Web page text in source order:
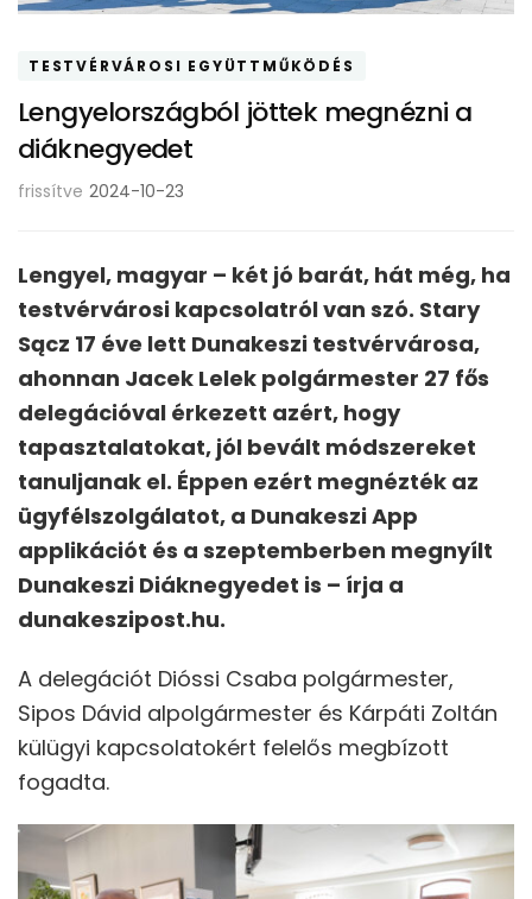
TESTVÉRVÁROSI EGYÜTTMŰKÖDÉS
Lengyelországból jöttek megnézni a
diáknegyedet
frissítve 2024-10-23
Lengyel, magyar – két jó barát, hát még, ha
testvérvárosi kapcsolatról van szó. Stary
Sącz 17 éve lett Dunakeszi testvérvárosa,
ahonnan Jacek Lelek polgármester 27 fős
delegációval érkezett azért, hogy
tapasztalatokat, jól bevált módszereket
tanuljanak el. Éppen ezért megnézték az
ügyfélszolgálatot, a Dunakeszi App
applikációt és a szeptemberben megnyílt
Dunakeszi Diáknegyedet is – írja a
dunakeszipost.hu.
A delegációt Dióssi Csaba polgármester,
Sipos Dávid alpolgármester és Kárpáti Zoltán
külügyi kapcsolatokért felelős megbízott
fogadta.